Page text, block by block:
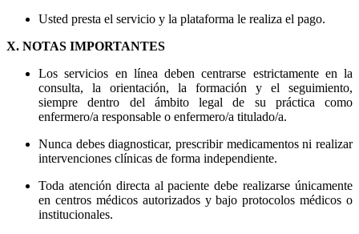
Usted presta el servicio y la plataforma le realiza el pago.
X. NOTAS IMPORTANTES
Los servicios en línea deben centrarse estrictamente en la
consulta, la orientación, la formación y el seguimiento,
siempre dentro del ámbito legal de su práctica como
enfermero/a responsable o enfermero/a titulado/a.
Nunca debes diagnosticar, prescribir medicamentos ni realizar
intervenciones clínicas de forma independiente.
Toda atención directa al paciente debe realizarse únicamente
en centros médicos autorizados y bajo protocolos médicos o
institucionales.